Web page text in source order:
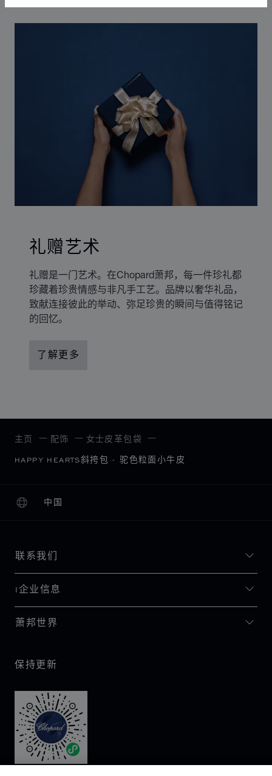
礼赠艺术
礼赠是一门艺术。在Chopard萧邦，每一件珍礼都
珍藏着珍贵情感与非凡手工艺。品牌以奢华礼品，
致献连接彼此的举动、弥足珍贵的瞬间与值得铭记
的回忆。
了解更多
主页 配饰 女士皮革包袋
HAPPY HEARTS斜挎包 - 驼色粒面小牛皮
中国
本地化（更改国家/地区）
更改国家/地区
联系我们
I企业信息
萧邦世界
保持更新